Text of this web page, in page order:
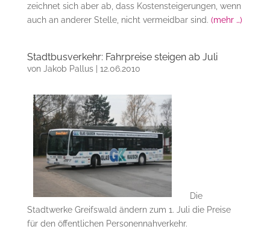
zeichnet sich aber ab, dass Kostensteigerungen, wenn
auch an anderer Stelle, nicht vermeidbar sind. (mehr …)
Stadtbusverkehr: Fahrpreise steigen ab Juli
von Jakob Pallus| 12.06.2010
Die
Stadtwerke Greifswald ändern zum 1. Juli die Preise
für den öffentlichen Personennahverkehr.